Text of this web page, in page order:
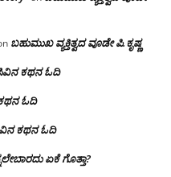
ಬಹುಮುಖ ವ್ಯಕ್ತಿತ್ವದ ವೂಡೇ ಪಿ.ಕೃಷ್ಣ
ಕಥನ ಓದಿ
ಓದಿ
ಕಥನ ಓದಿ
ಏಕೆ ಗೊತ್ತಾ?